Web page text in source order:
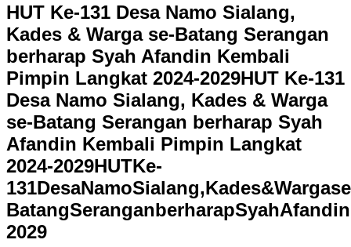
HUT Ke-131 Desa Namo Sialang,
Kades & Warga se-Batang Serangan
berharap Syah Afandin Kembali
Pimpin Langkat 2024-2029HUT Ke-131
Desa Namo Sialang, Kades & Warga
se-Batang Serangan berharap Syah
Afandin Kembali Pimpin Langkat
2024-2029HUTKe-
131DesaNamoSialang,Kades&Wargase
BatangSeranganberharapSyahAfandin
2029